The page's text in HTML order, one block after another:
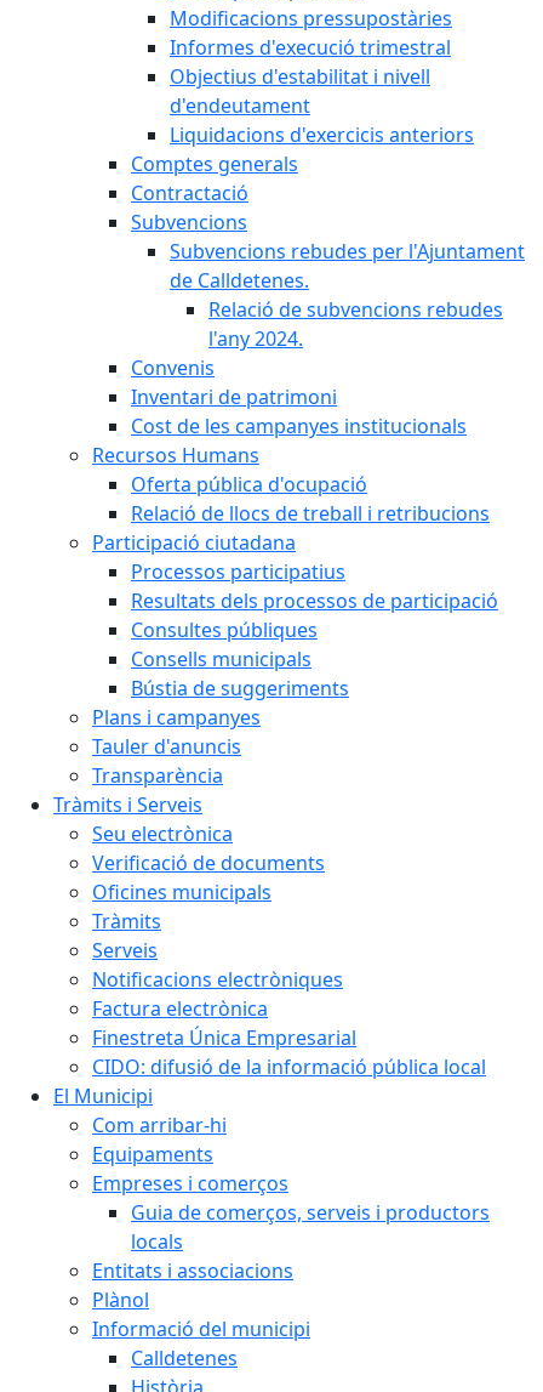
Modificacions pressupostàries
Informes d'execució trimestral
Objectius d'estabilitat i nivell
d'endeutament
Liquidacions d'exercicis anteriors
Comptes generals
Contractació
Subvencions
Subvencions rebudes per l'Ajuntament
de Calldetenes.
Relació de subvencions rebudes
l'any 2024.
Convenis
Inventari de patrimoni
Cost de les campanyes institucionals
Recursos Humans
Oferta pública d'ocupació
Relació de llocs de treball i retribucions
Participació ciutadana
Processos participatius
Resultats dels processos de participació
Consultes públiques
Consells municipals
Bústia de suggeriments
Plans i campanyes
Tauler d'anuncis
Transparència
Tràmits i Serveis
Seu electrònica
Verificació de documents
Oficines municipals
Tràmits
Serveis
Notificacions electròniques
Factura electrònica
Finestreta Única Empresarial
CIDO: difusió de la informació pública local
El Municipi
Com arribar-hi
Equipaments
Empreses i comerços
Guia de comerços, serveis i productors
locals
Entitats i associacions
Plànol
Informació del municipi
Calldetenes